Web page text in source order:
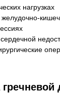
нагрузках
гречневой